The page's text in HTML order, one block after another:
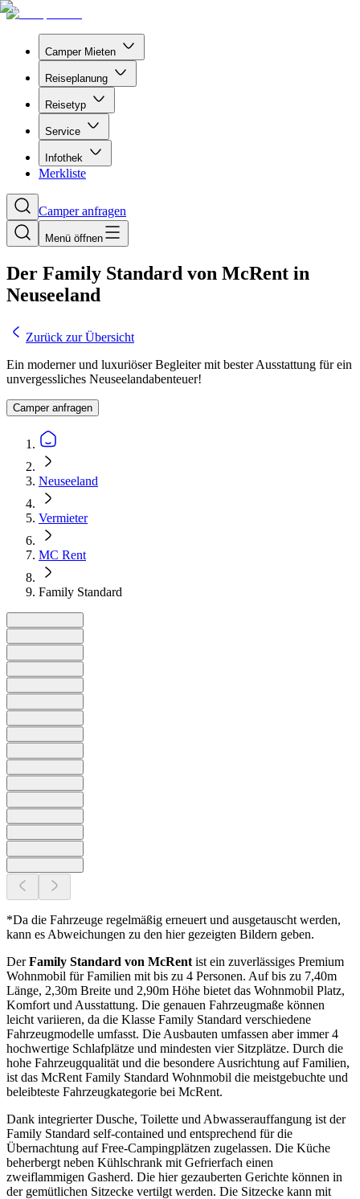
Camper Mieten
Reiseplanung
Reisetyp
Service
Infothek
Merkliste
Camper anfragen
Menü öffnen
Der Family Standard von McRent in
Neuseeland
Zurück zur Übersicht
Ein moderner und luxuriöser Begleiter mit bester Ausstattung für ein
unvergessliches Neuseelandabenteuer!
Camper anfragen
Neuseeland
Vermieter
MC Rent
Family Standard
*Da die Fahrzeuge regelmäßig erneuert und ausgetauscht werden,
kann es Abweichungen zu den hier gezeigten Bildern geben.
DerFamily Standard von McRent ist ein zuverlässiges Premium
Wohnmobil für Familien mit bis zu 4 Personen. Auf bis zu 7,40m
Länge, 2,30m Breite und 2,90m Höhe bietet das Wohnmobil Platz,
Komfort und Ausstattung. Die genauen Fahrzeugmaße können
leicht variieren, da die Klasse Family Standard verschiedene
Fahrzeugmodelle umfasst. Die Ausbauten umfassen aber immer 4
hochwertige Schlafplätze und mindesten vier Sitzplätze. Durch die
hohe Fahrzeugqualität und die besondere Ausrichtung auf Familien,
ist das McRent Family Standard Wohnmobil die meistgebuchte und
beleibteste Fahrzeugkategorie bei McRent.
Dank integrierter Dusche, Toilette und Abwasserauffangung ist der
Family Standard self-contained und entsprechend für die
Übernachtung auf Free-Campingplätzen zugelassen. Die Küche
beherbergt neben Kühlschrank mit Gefrierfach einen
zweiflammigen Gasherd. Die hier gezauberten Gerichte können in
der gemütlichen Sitzecke vertilgt werden. Die Sitzecke kann mit